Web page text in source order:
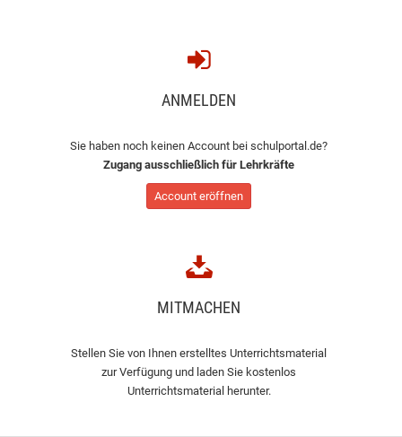
ANMELDEN
Sie haben noch keinen Account bei schulportal.de?
Zugang ausschließlich für Lehrkräfte
Account eröffnen
MITMACHEN
Stellen Sie von Ihnen erstelltes Unterrichtsmaterial
zur Verfügung und laden Sie kostenlos
Unterrichtsmaterial herunter.